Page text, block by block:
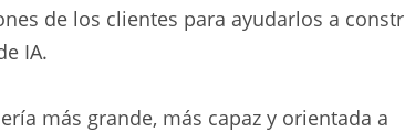
de los clientes para ayudarlos a
IA.
más grande, más capaz y orientada a